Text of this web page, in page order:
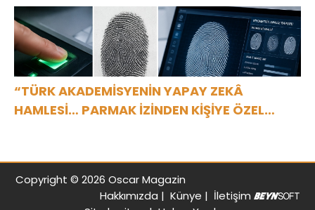
“TÜRK AKADEMİSYENİN YAPAY ZEKÂ
HAMLESİ… PARMAK İZİNDEN KİŞİYE ÖZEL
Copyright © 2026 Oscar Magazin
Hakkımızda |Künye | İletişim